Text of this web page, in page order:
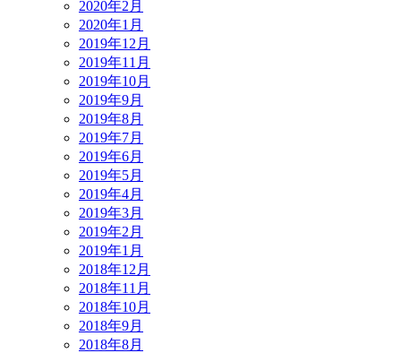
2020年2月
2020年1月
2019年12月
2019年11月
2019年10月
2019年9月
2019年8月
2019年7月
2019年6月
2019年5月
2019年4月
2019年3月
2019年2月
2019年1月
2018年12月
2018年11月
2018年10月
2018年9月
2018年8月